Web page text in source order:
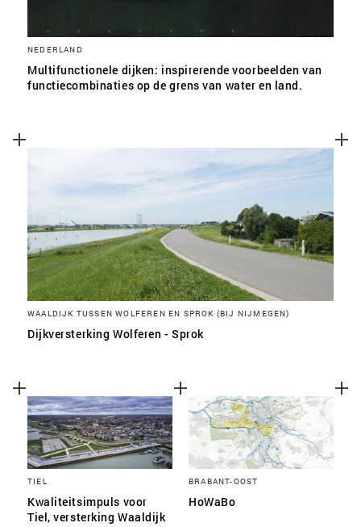
NEDERLAND
Multifunctionele dijken: inspirerende voorbeelden van
functiecombinaties op de grens van water en land.
WAALDIJK TUSSEN WOLFEREN EN SPROK (BIJ NIJMEGEN)
Dijkversterking Wolferen - Sprok
TIEL
Kwaliteitsimpuls voor
Tiel, versterking Waaldijk
BRABANT-OOST
HoWaBo